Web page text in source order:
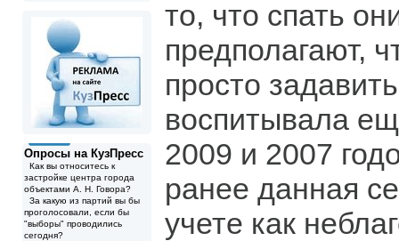
Опросы на КузПресс
Как вы относитесь к
застройке центра города
объектами А. Н. Говора?
За какую из партий вы бы
проголосовали, если бы
"выборы" проводились
сегодня?
то, что спать
предполагают,
просто
воспитывала
2009 и 2007
ранее данная
учете как